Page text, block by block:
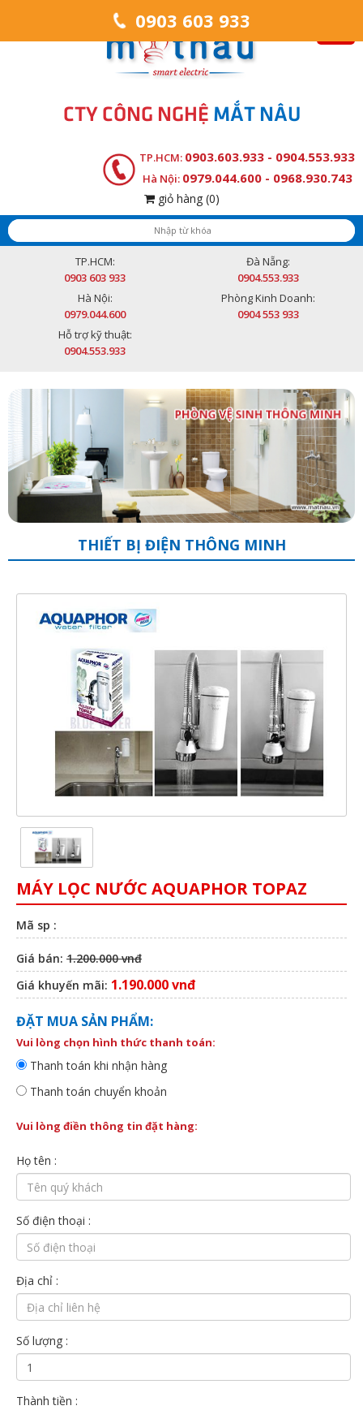
CTY CÔNG NGHỆ MẮT NÂU
TP.HCM: 0903.603.933 - 0904.553.933
Hà Nội: 0979.044.600 - 0968.930.743
giỏ hàng (0)
TP.HCM:
0903 603 933
Đà Nẵng:
0904.553.933
Hà Nội:
0979.044.600
Phòng Kinh Doanh:
0904 553 933
Hỗ trợ kỹ thuật:
0904.553.933
THIẾT BỊ ĐIỆN THÔNG MINH
MÁY LỌC NƯỚC AQUAPHOR TOPAZ
Mã sp :
Giá bán: 1.200.000 vnđ
Giá khuyến mãi: 1.190.000 vnđ
ĐẶT MUA SẢN PHẨM:
Vui lòng chọn hình thức thanh toán:
Thanh toán khi nhận hàng
Thanh toán chuyển khoản
Vui lòng điền thông tin đặt hàng:
Họ tên :
Số điện thoại :
Địa chỉ :
Số lượng :
Thành tiền :
0903 603 933